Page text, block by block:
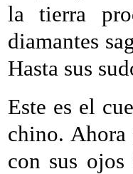
la tierra
diamantes
Hasta sus
Este es el
chino.
con sus ojos